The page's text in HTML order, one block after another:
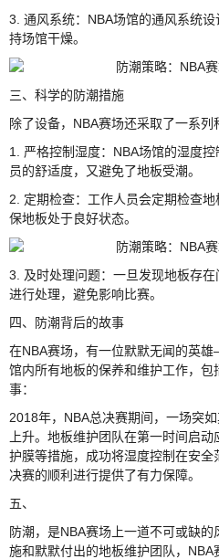
3. 通风系统：NBA场馆的通风系统
持场馆干燥。
三、科学的防潮措施
除了设备，NBA赛场还采取了一系列
1. 严格控制湿度：NBA场馆的湿度
员的舒适度，又避免了地板受潮。
2. 定期检查：工作人员会定期检查
保地板处于良好状态。
3. 及时处理问题：一旦发现地板存
进行处理，避免影响比赛。
四、防潮背后的故事
在NBA赛场，有一位默默无闻的英
馆内所有地板的保养和维护工作，
事：
2018年，NBA总决赛期间，一场突
上升。地板维护团队在第一时间启
护膜等措施，成功将湿度控制在安
决赛的顺利进行提供了有力保障。
五、
防潮，是NBA赛场上一道不可或缺
施和默默付出的地板维护团队，